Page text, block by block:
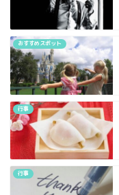
おすすめスポット
行事
行事